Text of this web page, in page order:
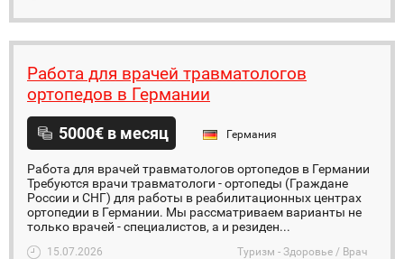
Работа для врачей травматологов
ортопедов в Германии
5000€ в месяц Германия
Работа для врачей травматологов ортопедов в Германии
Требуются врачи травматологи - ортопеды (Граждане
России и СНГ) для работы в реабилитационных центрах
ортопедии в Германии. Мы рассматриваем варианты не
только врачей - специалистов, а и резиден...
15.07.2026 Туризм - Здоровье / Врач